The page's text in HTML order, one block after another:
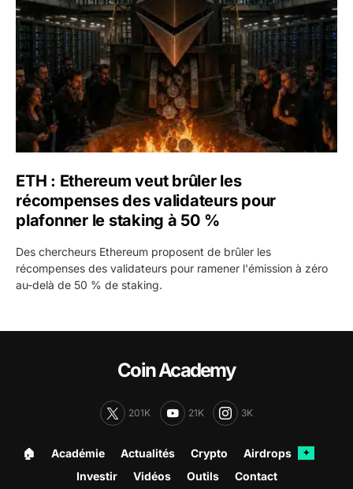
ETH : Ethereum veut brûler les
récompenses des validateurs pour
plafonner le staking à 50 %
Des chercheurs Ethereum proposent de brûler les
récompenses des validateurs pour ramener l'émission à zéro
au-delà de 50 % de staking.
Coin Academy
201K 21K 3K
🏠︎ Académie Actualités Crypto Airdrops ✦
Investir Vidéos Outils Contact